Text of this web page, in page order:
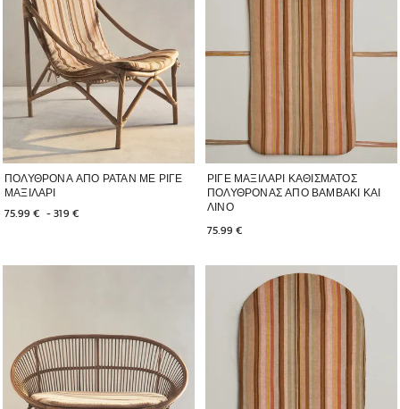
ΠΟΛΥΘΡΟΝΑ ΑΠΟ ΡΑΤΑΝ ΜΕ ΡΙΓΕ
ΜΑΞΙΛΑΡΙ
75.99 € - 319 €
ΡΙΓΕ ΜΑΞΙΛΑΡΙ ΚΑΘΙΣΜΑΤΟΣ
ΠΟΛΥΘΡΟΝΑΣ ΑΠΟ ΒΑΜΒΑΚΙ ΚΑΙ
ΛΙΝΟ
75.99 €
Η εικόνα άλλαξε σε 1 από 6